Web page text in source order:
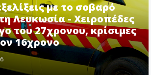
με το σοβαρό
Λευκωσία - Χειροπέδες
του 27χρονου, κρίσιμες
16χρονο